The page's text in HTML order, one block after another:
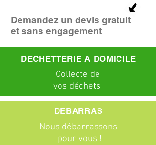
Demandez un devis gratuit
et sans engagement
DECHETTERIE A DOMICILE
Collecte de
vos déchets
Nous débarrassons
pour vous !
DEBARRAS